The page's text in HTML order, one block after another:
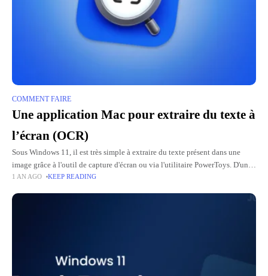
COMMENT FAIRE
Une application Mac pour extraire du texte à
l’écran (OCR)
Sous Windows 11, il est très simple à extraire du texte présent dans une
image grâce à l'outil de capture d'écran ou via l'utilitaire PowerToys. D'un
autre côté, sous macOS,
1 AN AGO KEEP READING